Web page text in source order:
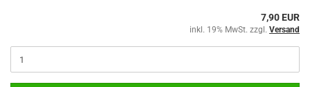
7,90 EUR
inkl. 19% MwSt. zzgl. Versand